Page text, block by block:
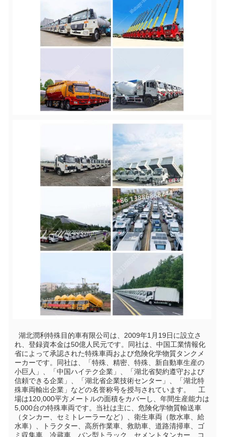
れ、登録資本金は50億人民元です。同社は、中国工業情報化
省によって承認された特殊車両および危険化学物質タンクメ
ーカーです。同社は、「特殊、精密、特殊、新自動車生産の
小巨人」、「中国ハイテク企業」、「湖北省契約遵守および
信頼できる企業」、「湖北省企業技術センター」、「湖北特
殊車両輸出企業」などの名誉称号を授与されています。    工
場は120,000平方メートルの面積をカバーし、年間生産能力は
5,000台の特殊車両です。当社は主に、危険化学物質輸送車
（タンカー、セミトレーラーなど）、衛生車両（散水車、給
水車）、トラクター、高所作業車、救助車、道路清掃車、ゴ
ミ収集車、冷蔵車、バン型トラック、セメントタンカー、コ